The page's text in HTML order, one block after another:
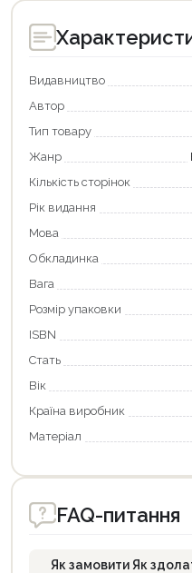
Видавництво
Автор
Тип товару
Жанр
Кількість сторінок
Рік видання
Мова
Обкладинка
Вага
Розмір упаковки
ISBN
Стать
Вік
Країна виробник
Матеріал
FAQ-питання
Як замовити Як